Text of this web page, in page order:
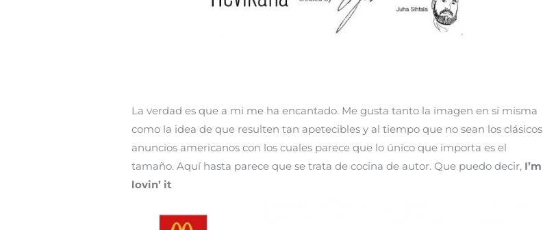
La verdad es que a mi me ha encantado. Me gusta tanto la imagen en sí misma
como la idea de que resulten tan apetecibles y al tiempo que no sean los clásicos
anuncios americanos con los cuales parece que lo único que importa es el
tamaño. Aquí hasta parece que se trata de cocina de autor. Que puedo decir, I’m
lovin’ it